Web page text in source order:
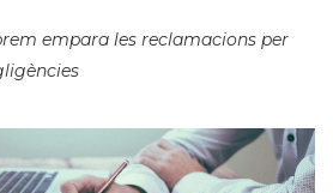
empara les reclamacions per